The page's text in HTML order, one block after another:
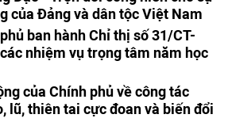
của Đảng và dân tộc Việt Nam
ban hành Chỉ thị số 31/CT-
nhiệm vụ trọng tâm năm học
của Chính phủ về công tác
lũ, thiên tai cực đoan và biến đổi